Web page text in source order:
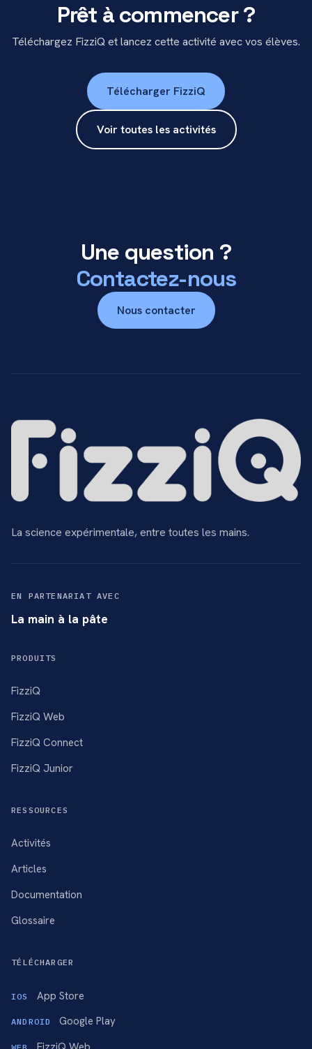
Prêt à commencer ?
Téléchargez FizziQ et lancez cette activité avec vos élèves.
Télécharger FizziQ
Voir toutes les activités
Une question ?
Contactez-nous
Nous contacter
La science expérimentale, entre toutes les mains.
EN PARTENARIAT AVEC
La main à la pâte
PRODUITS
FizziQ
FizziQ Web
FizziQ Connect
FizziQ Junior
RESSOURCES
Activités
Articles
Documentation
Glossaire
TÉLÉCHARGER
IOS App Store
ANDROID Google Play